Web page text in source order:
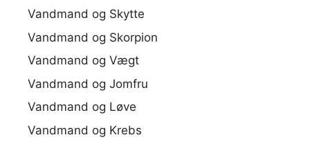
Vandmand og Skytte
Vandmand og Skorpion
Vandmand og Vægt
Vandmand og Jomfru
Vandmand og Løve
Vandmand og Krebs